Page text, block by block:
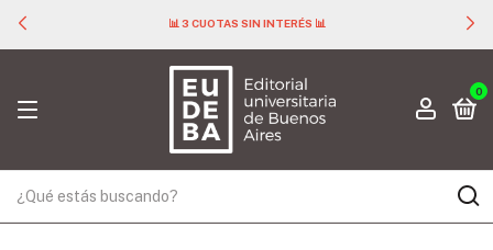
📊 3 CUOTAS SIN INTERÉS 📊
0